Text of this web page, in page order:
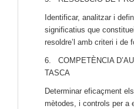
Identificar, analitzar i
significatius que
resoldre’l amb criteri i de
6. COMPETÈNCIA
TASCA
Determinar eficaçment
mètodes, i controls per a